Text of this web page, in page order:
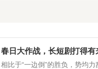
春日大作战，长短剧打得有
相比于“一边倒”的胜负，势均